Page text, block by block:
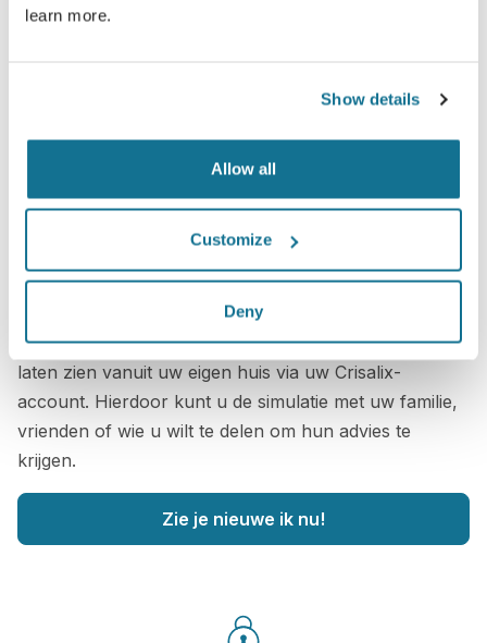
learn more.
Show details
Allow all
Customize
Deny
Wilt u weten wat uw het best past?
Na het consult, kan갤럭시성형외과u uw "nieuwe ik"
laten zien vanuit uw eigen huis via uw Crisalix-
account. Hierdoor kunt u de simulatie met uw familie,
vrienden of wie u wilt te delen om hun advies te
krijgen.
Zie je nieuwe ik nu!